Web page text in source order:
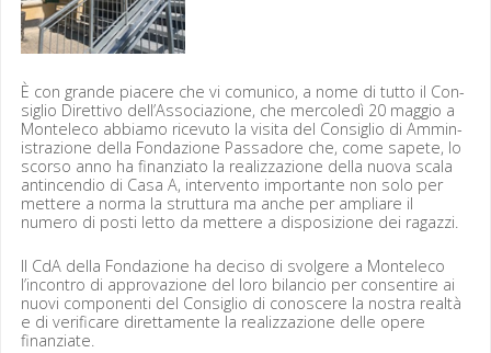
È con grande piacere che vi comu­ni­co, a nome di tut­to il Con­
siglio Diret­ti­vo dell’Associazione, che mer­coledì 20 mag­gio a
Mon­t­ele­co abbi­amo rice­vu­to la visi­ta del Con­siglio di Ammin­
is­trazione del­la Fon­dazione Pas­sadore che, come sapete, lo
scor­so anno ha finanzi­a­to la real­iz­zazione del­la nuo­va scala
anti­ncen­dio di Casa A, inter­ven­to impor­tante non solo per
met­tere a nor­ma la strut­tura ma anche per ampli­are il
numero di posti let­to da met­tere a dis­po­sizione dei ragazzi.
Il CdA del­la Fon­dazione ha deciso di svol­gere a Mon­t­ele­co
l’incontro di approvazione del loro bilan­cio per con­sen­tire ai
nuovi com­po­nen­ti del Con­siglio di conoscere la nos­tra realtà
e di ver­i­fi­care diret­ta­mente la real­iz­zazione delle opere
finanziate.